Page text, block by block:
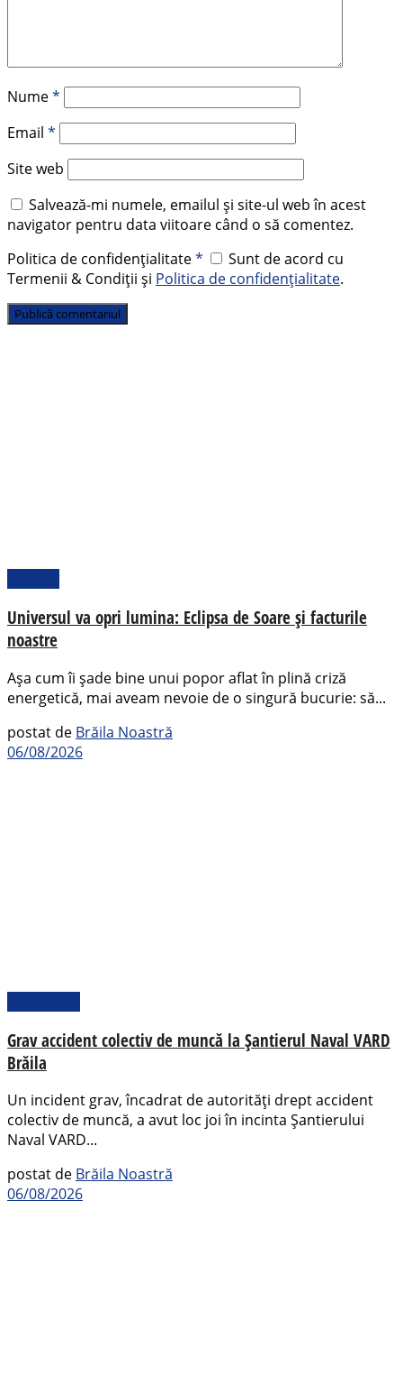
Nume*
Email *
Site web
Salvează-mi numele, emailul și site-ul web în acest
navigator pentru data viitoare când o să comentez.
Politica de confidențialitate*
Sunt de acord cu
Termenii & Condiții și Politica de confidențialitate.
Universul va opri lumina: Eclipsa de Soare și facturile
noastre
Așa cum îi șade bine unui popor aflat în plină criză
energetică, mai aveam nevoie de o singură bucurie: să...
postat de Brăila Noastră
06/08/2026
Grav accident colectiv de muncă la Șantierul Naval VARD
Brăila
Un incident grav, încadrat de autorități drept accident
colectiv de muncă, a avut loc joi în incinta Șantierului
Naval VARD...
postat de Brăila Noastră
06/08/2026